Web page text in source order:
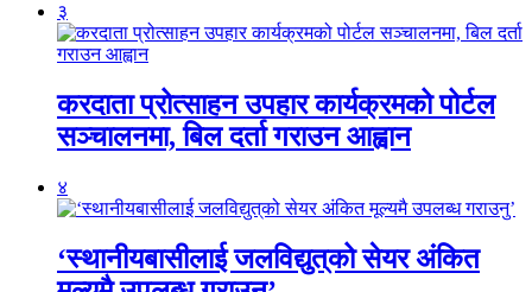
३
करदाता प्रोत्साहन उपहार कार्यक्रमको पोर्टल
सञ्चालनमा, बिल दर्ता गराउन आह्वान
४
‘स्थानीयबासीलाई जलविद्युत्‌को सेयर अंकित